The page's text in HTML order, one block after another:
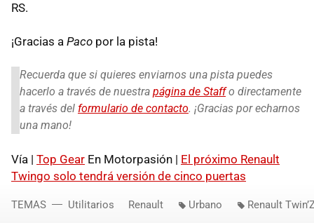
RS.
¡Gracias a Paco por la pista!
Recuerda que si quieres enviarnos una pista puedes
hacerlo a través de nuestra página de Staffo directamente
a través del formulario de contacto. ¡Gracias por echarnos
una mano!
Vía | Top Gear En Motorpasión | El próximo Renault
Twingo solo tendrá versión de cinco puertas
TEMAS Utilitarios Renault Urbano Renault